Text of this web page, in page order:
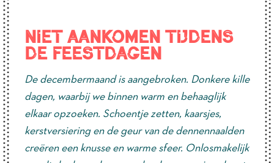
Niet aankomen tijdens
de feestdagen
De decembermaand is aangebroken. Donkere kille
dagen, waarbij we binnen warm en behaaglijk
elkaar opzoeken. Schoentje zetten, kaarsjes,
kerstversiering en de geur van de dennennaalden
creëren een knusse en warme sfeer. Onlosmakelijk